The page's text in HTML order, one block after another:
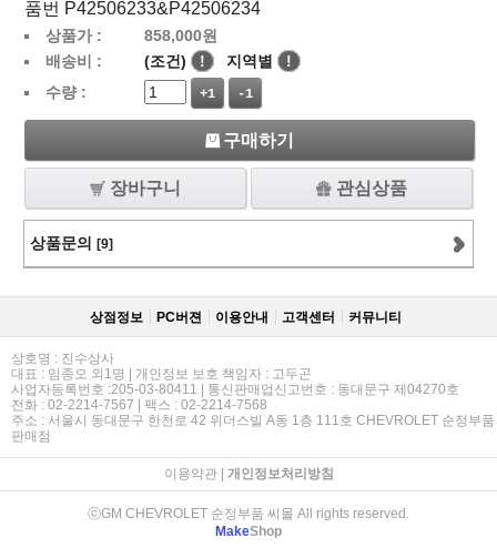
품번 P42506233&P42506234
상품가 : 858,000원
배송비 :
(조건) ! 지역별
!
수량 :
+1 -1
구매하기
장바구니 관심상품
상품문의 [9]
상점정보 PC버젼 이용안내 고객센터 커뮤니티
상호명 : 진수상사
대표 : 임종오 외1명 | 개인정보 보호 책임자 : 고두곤
사업자등록번호 :205-03-80411 | 통신판매업신고번호 : 동대문구 제04270호
전화 : 02-2214-7567 | 팩스 : 02-2214-7568
주소 : 서울시 동대문구 한천로 42 위더스빌 A동 1층 111호 CHEVROLET 순정부품
판매점
이용약관| 개인정보처리방침
ⓒGM CHEVROLET 순정부품 씨몰 All rights reserved.
MakeShop